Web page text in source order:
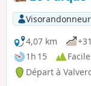
Visorandonneur
4,07 km
1h 15
Facile
Départ à